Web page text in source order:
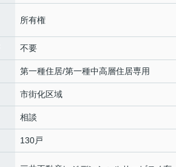
所有権
不要
第一種住居/第一種中高層住居専用
市街化区域
相談
130戸